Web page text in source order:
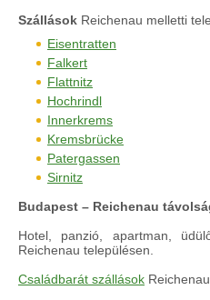
Szállások Reichenau melletti
Eisentratten
Falkert
Flattnitz
Hochrindl
Innerkrems
Kremsbrücke
Patergassen
Sirnitz
Budapest – Reichenau
Hotel, panzió, apartman,
Reichenau településen.
Családbarát szállások